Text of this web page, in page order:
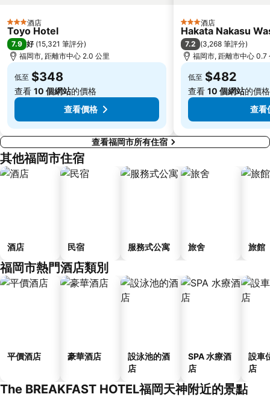
3 星級酒店
Toyo Hotel
7.9 好 (15,321 筆評分)
福岡市, 距離市中心 2.0 公里
低至 $348
查看 10 個網站的價格
查看價格
3 星級酒店
Hakata Nakasu
7.2 (3,268 筆評分)
福岡市, 距離市中心 0.7
低至 $482
查看 10 個網站的價格
查看
查看福岡市所有住宿
其他福岡市住宿
酒店 民宿 服務式公寓 旅舍 旅館
福岡市熱門酒店類別
平價酒店 豪華酒店
設泳池的酒
店
SPA 水療酒
店
設車
店
The BREAKFAST HOTEL福岡天神附近的景點